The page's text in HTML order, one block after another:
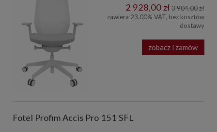
2 928,00 zł 3 904,00 zł
zawiera 23.00% VAT, bez kosztów
dostawy
zobacz i zamów
Fotel Profim Accis Pro 151 SFL